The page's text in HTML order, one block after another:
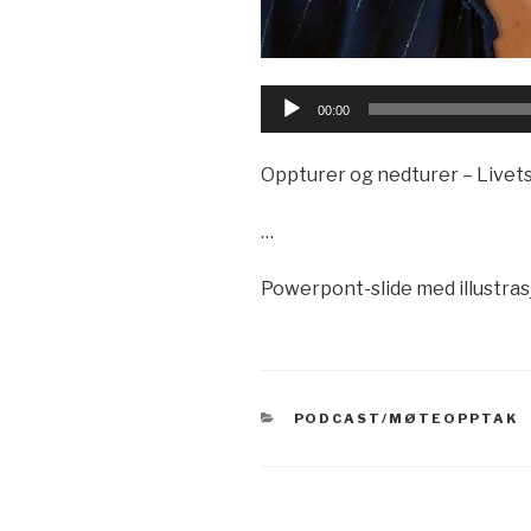
Lydavspiller
00:00
Oppturer og nedturer –
…
Powerpont-slide med
KATEGORIER
PODCAST/MØTEOPPTAK